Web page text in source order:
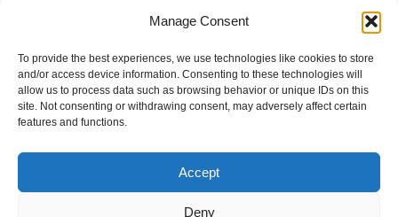
Manage Consent
To provide the best experiences, we use technologies like cookies to store
and/or access device information. Consenting to these technologies will
allow us to process data such as browsing behavior or unique IDs on this
site. Not consenting or withdrawing consent, may adversely affect certain
features and functions.
Accept
Deny
Wichtige Backenzähne
Das Steinheimer Wildpferd
Einer der ältesten Auerochsen
Förderverein Urmensch-